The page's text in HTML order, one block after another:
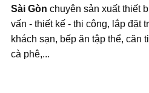
Sài Gòn chuyên sản xuất thiết
vấn - thiết kế - thi công, lắp đặt
khách sạn, bếp ăn tập thể, căn
cà phê,...